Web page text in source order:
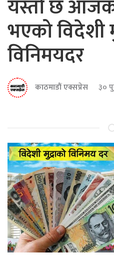
यस्तो छ
भएको विदेशी
विनिमयदर
काठमाडौं एक्सप्रेस ३०